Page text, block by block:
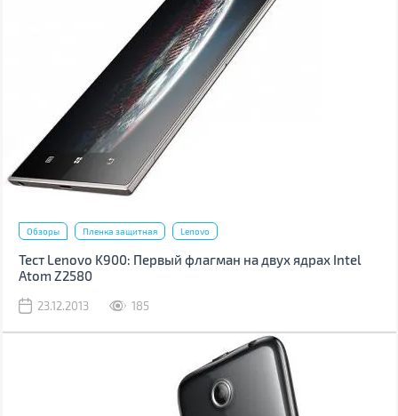
Обзоры Пленка защитная Lenovo
Тест Lenovo K900: Первый флагман на двух ядрах Intel
Atom Z2580
23.12.2013 185